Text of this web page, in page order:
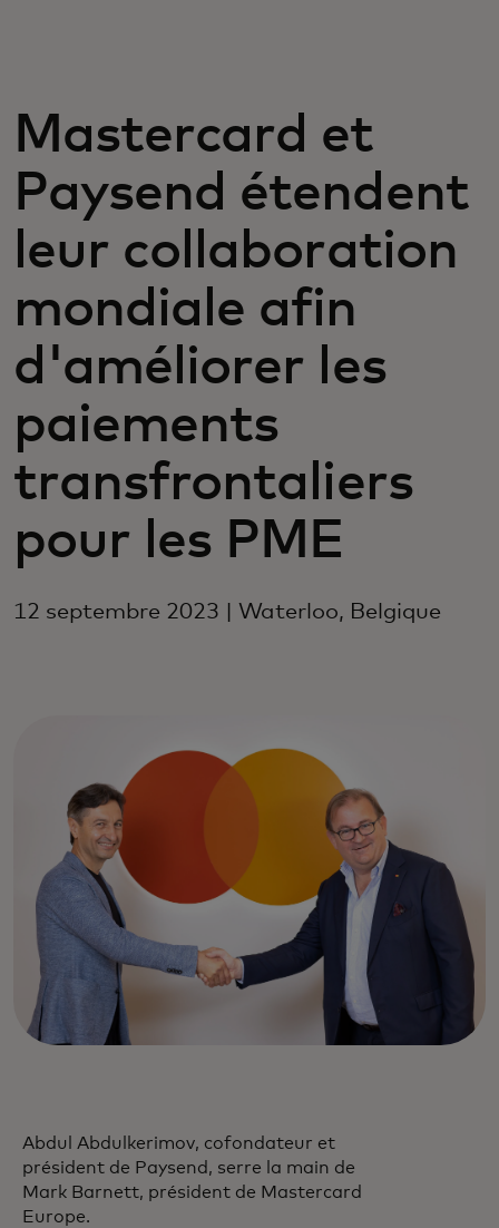
Pour les entreprises
Pour le monde
Pour les innovateurs
Actualités et tendances
Mastercard et
Paysend étendent
leur collaboration
mondiale afin
d'améliorer les
paiements
transfrontaliers
pour les PME
12 septembre 2023 | Waterloo, Belgique
Abdul Abdulkerimov, cofondateur et
président de Paysend, serre la main de
Mark Barnett, président de Mastercard
Europe.